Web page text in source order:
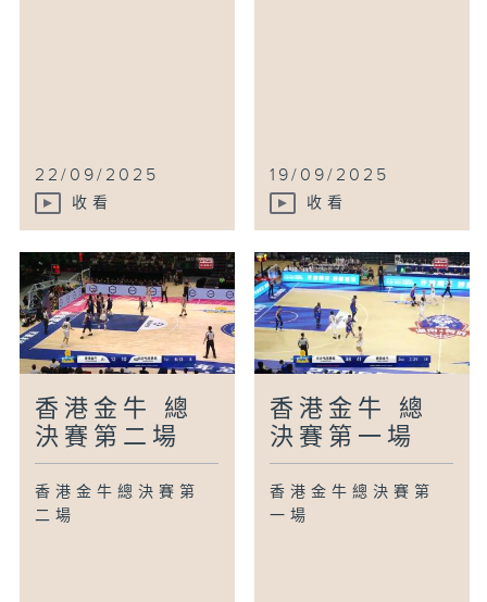
22/09/2025
收看
19/09/2025
收看
香港金牛 總
決賽第二場
香港金牛總決賽第
二場
香港金牛 總
決賽第一場
香港金牛總決賽第
一場